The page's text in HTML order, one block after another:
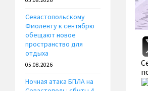
Севастопольскому
Фиоленту к сентябрю
обещают новое
пространство для
отдыха
05.08.2026
Ночная атака БПЛА на